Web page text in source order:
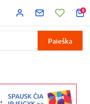
0
Paieška